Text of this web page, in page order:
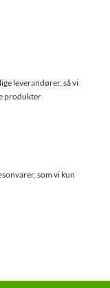
leverandører, så vi
produkter
som vi kun